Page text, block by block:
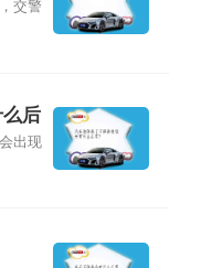
交警
后
出现